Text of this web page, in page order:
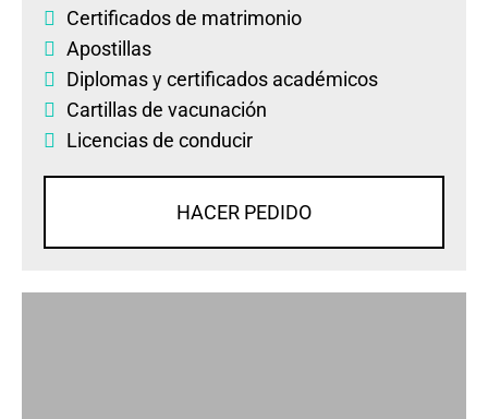
Certificados de matrimonio
Apostillas
Diplomasycertificados académicos
Cartillas de vacunación
Licencias de conducir
HACER PEDIDO